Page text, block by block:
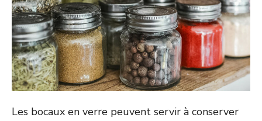
Les bocaux en verre peuvent servir à conserver